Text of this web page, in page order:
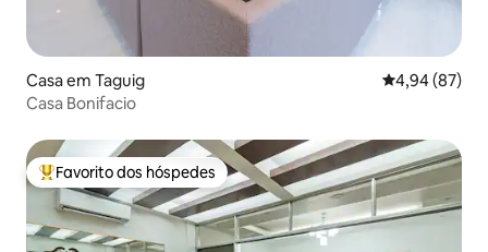
Casa em Taguig Classificação
4,94 (87)
Casa Bonifacio
Favoritos dos hóspedes mais apreciados
Favorito dos hóspedes